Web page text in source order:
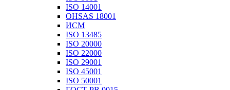
ISO 14001
OHSAS 18001
ИСМ
ISO 13485
ISO 20000
ISO 22000
ISO 29001
ISO 45001
ISO 50001